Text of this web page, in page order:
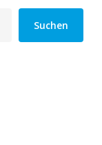
Suchen